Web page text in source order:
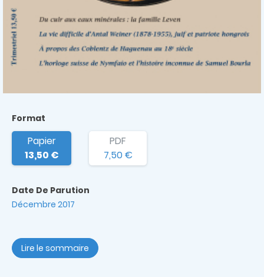
Format
Papier
13,50 €
PDF
7,50 €
Date De Parution
Décembre 2017
Lire le sommaire